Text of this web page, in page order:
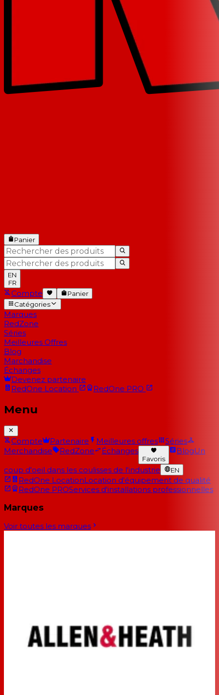
Panier
EN
FR
Compte
Panier
Catégories
Marques
RedZone
Séries
Meilleures Offres
Blog
Marchandise
Échanges
Devenez partenaire
RedOne Location RedOne PRO
Menu
Compte Partenaire Meilleures offres
Séries
Merchandise
RedZone Échanges
Favoris
BlogUn
coup d'oeil dans les coulisses de l'industrie EN
RedOne LocationLocation d'équipement de qualité
RedOne PROServices d'installations professionnelles
Marques
Voir toutes les marques